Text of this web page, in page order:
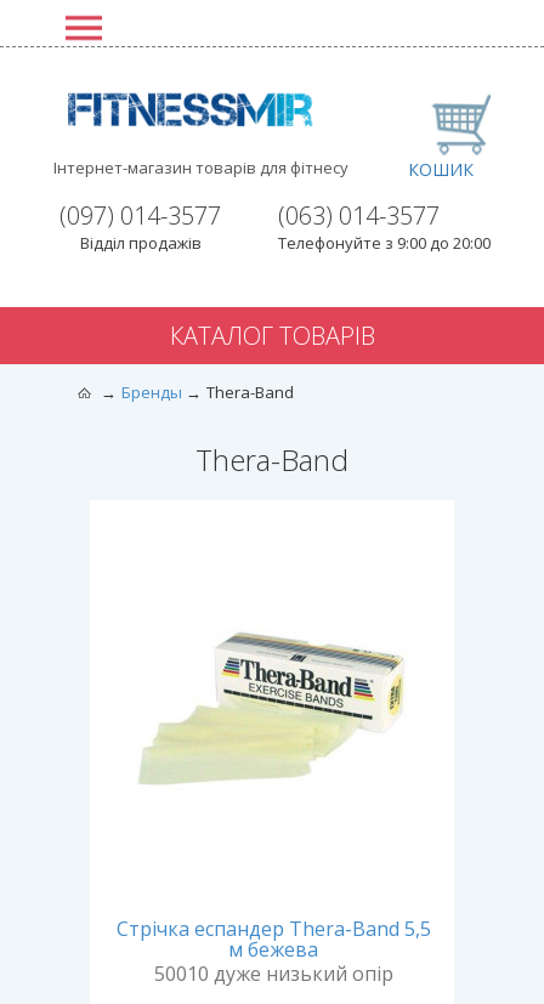
Інтернет-магазин товарів для фітнесу
(063) 014-3577
Телефонуйте з 9:00 до 20:00
(097) 014-3577
Відділ продажів
КОШИК
КАТАЛОГ ТОВАРІВ
Бренды Thera-Band
Thera-Band
Стрічка еспандер Thera-Band 5,5
м бежева
50010 дуже низький опір